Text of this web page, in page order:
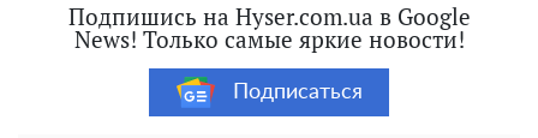
Подпишись на Hyser.com.ua в Google
News! Только самые яркие новости!
Подписаться